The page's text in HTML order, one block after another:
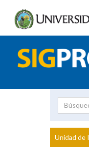
Unidad de